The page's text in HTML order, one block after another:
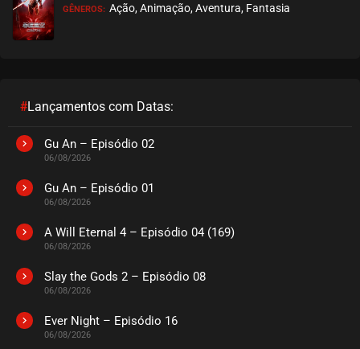
GÊNEROS: Ação, Animação, Aventura, Fantasia
#Lançamentos com Datas:
Gu An – Episódio 02
06/08/2026
Gu An – Episódio 01
06/08/2026
A Will Eternal 4 – Episódio 04 (169)
06/08/2026
Slay the Gods 2 – Episódio 08
06/08/2026
Ever Night – Episódio 16
06/08/2026